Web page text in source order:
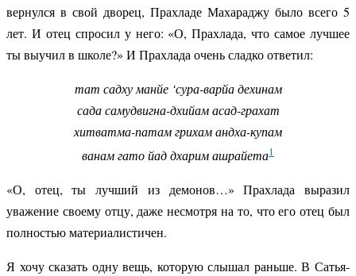
вернулся в свой дворец, Прахладе Махараджу было всего 5
лет. И отец спросил у него: «О, Прахлада, что самое лучшее
ты выучил в школе?» И Прахлада очень сладко ответил:
тат садху манйе ‘сура-варйа дехинам
сада самудвигна-дхийам асад-грахат
хитватма-патам грихам андха-купам
ванам гато йад дхарим ашрайета1
«О, отец, ты лучший из демонов…» Прахлада выразил
уважение своему отцу, даже несмотря на то, что его отец был
полностью материалистичен.
Я хочу сказать одну вещь, которую слышал раньше. В Сатья-